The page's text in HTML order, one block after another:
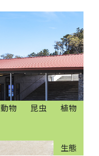
動物 昆虫 植物
生態